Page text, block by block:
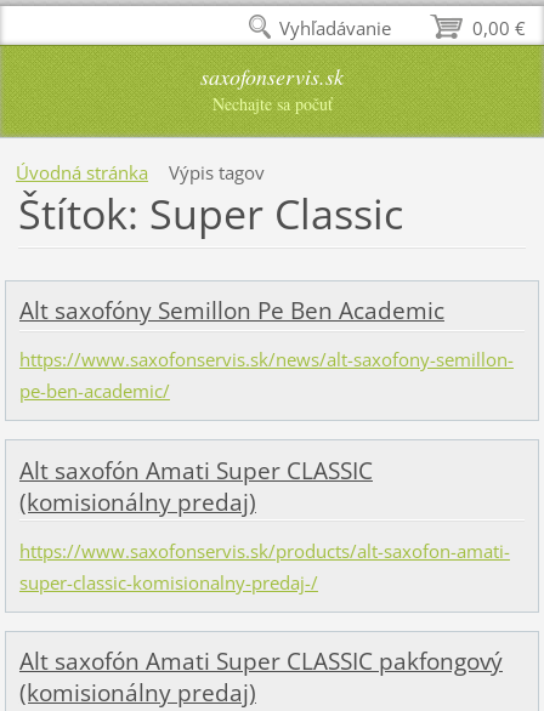
saxofonservis.sk
Nechajte sa počuť
Úvodná stránka Výpis tagov
Štítok: Super Classic
Alt saxofóny Semillon Pe Ben Academic
https://www.saxofonservis.sk/news/alt-saxofony-semillon-
pe-ben-academic/
Alt saxofón Amati Super CLASSIC
(komisionálny predaj)
https://www.saxofonservis.sk/products/alt-saxofon-amati-
super-classic-komisionalny-predaj-/
Alt saxofón Amati Super CLASSIC pakfongový
(komisionálny predaj)
0,00 €
Vyhľadávanie